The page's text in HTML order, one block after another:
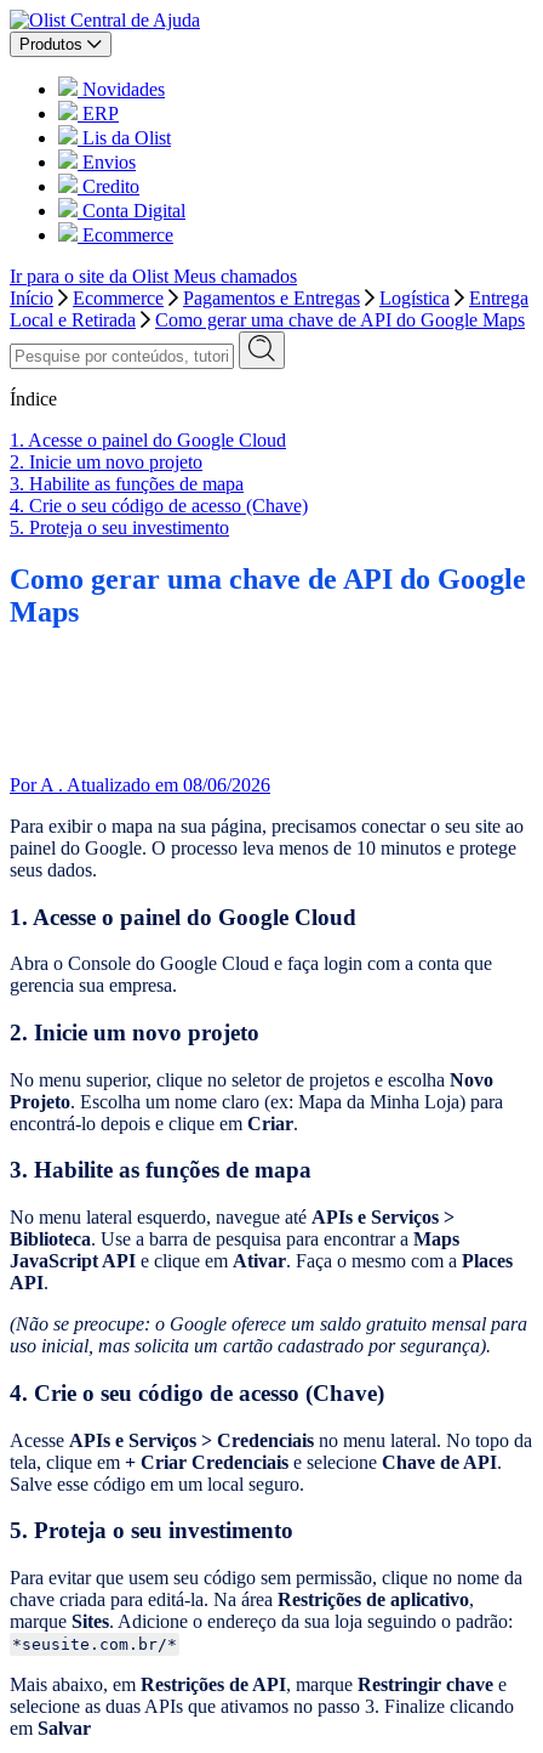
Central de Ajuda
Produtos
Novidades
ERP
Lis da Olist
Envios
Credito
Conta Digital
Ecommerce
Ir para o site da Olist Meus chamados
Início
Ecommerce Pagamentos e Entregas Logística
Entrega
Local e Retirada
Como gerar uma chave de API do Google Maps
Índice
1. Acesse o painel do Google Cloud
2. Inicie um novo projeto
3. Habilite as funções de mapa
4. Crie o seu código de acesso (Chave)
5. Proteja o seu investimento
Como gerar uma chave de API do Google
Maps
Por A . Atualizado em 08/06/2026
Para exibir o mapa na sua página, precisamos conectar o seu site ao
painel do Google. O processo leva menos de 10 minutos e protege
seus dados.
1. Acesse o painel do Google Cloud
Abra o Console do Google Cloud e faça login com a conta que
gerencia sua empresa.
2. Inicie um novo projeto
No menu superior, clique no seletor de projetos e escolha Novo
Projeto. Escolha um nome claro (ex: Mapa da Minha Loja) para
encontrá-lo depois e clique em Criar.
3. Habilite as funções de mapa
No menu lateral esquerdo, navegue até APIs e Serviços >
Biblioteca. Use a barra de pesquisa para encontrar a Maps
JavaScript API e clique em Ativar. Faça o mesmo com a Places
API.
(Não se preocupe: o Google oferece um saldo gratuito mensal para
uso inicial, mas solicita um cartão cadastrado por segurança).
4. Crie o seu código de acesso (Chave)
Acesse APIs e Serviços > Credenciais no menu lateral. No topo da
tela, clique em + Criar Credenciais e selecione Chave de API.
Salve esse código em um local seguro.
5. Proteja o seu investimento
Para evitar que usem seu código sem permissão, clique no nome da
chave criada para editá-la. Na área Restrições de aplicativo,
marque Sites. Adicione o endereço da sua loja seguindo o padrão:
*seusite.com.br/*
Mais abaixo, em Restrições de API, marque Restringir chave e
selecione as duas APIs que ativamos no passo 3. Finalize clicando
em Salvar